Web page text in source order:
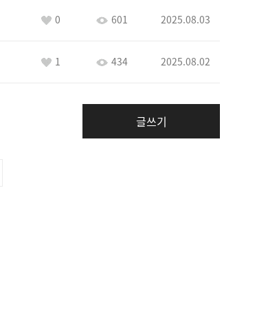
0 601 2025.08.03
1 434 2025.08.02
글쓰기